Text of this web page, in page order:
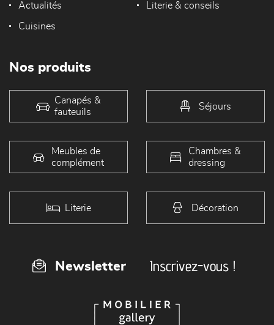
Actualités Literie & conseils
Cuisines
Nos produits
Canapés &
fauteuils
Séjours
Meubles de
complément
Chambres &
dressing
Literie Décoration
Newsletter Inscrivez-vous !